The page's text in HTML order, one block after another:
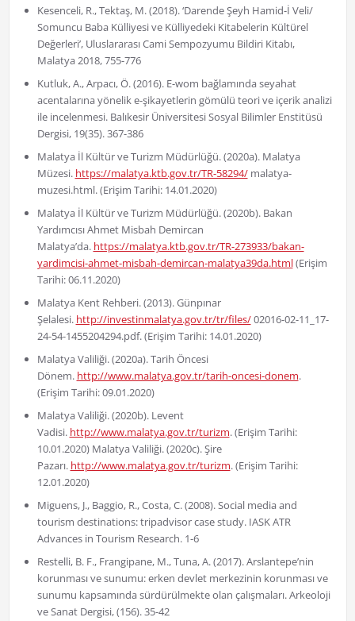
Kesenceli, R., Tektaş, M. (2018). ‘Darende Şeyh Hamid-İ Veli/
Somuncu Baba Külliyesi ve Külliyedeki Kitabelerin Kültürel
Değerleri’, Uluslararası Cami Sempozyumu Bildiri Kitabı,
Malatya 2018, 755-776
Kutluk, A., Arpacı, Ö. (2016). E-wom bağlamında seyahat
acentalarına yönelik e-şikayetlerin gömülü teori ve içerik analizi
ile incelenmesi. Balıkesir Üniversitesi Sosyal Bilimler Enstitüsü
Dergisi, 19(35). 367-386
Malatya İl Kültür ve Turizm Müdürlüğü. (2020a). Malatya
Müzesi. https://malatya.ktb.gov.tr/TR-58294/malatya-
muzesi.html. (Erişim Tarihi: 14.01.2020)
Malatya İl Kültür ve Turizm Müdürlüğü. (2020b). Bakan
Yardımcısı Ahmet Misbah Demircan
Malatya’da. https://malatya.ktb.gov.tr/TR-273933/bakan-
yardimcisi-ahmet-misbah-demircan-malatya39da.html(Erişim
Tarihi: 06.11.2020)
Malatya Kent Rehberi. (2013). Günpınar
Şelalesi. http://investinmalatya.gov.tr/tr/files/02016-02-11_17-
24-54-1455204294.pdf. (Erişim Tarihi: 14.01.2020)
Malatya Valiliği. (2020a). Tarih Öncesi
Dönem. http://www.malatya.gov.tr/tarih-oncesi-donem.
(Erişim Tarihi: 09.01.2020)
Malatya Valiliği. (2020b). Levent
Vadisi. http://www.malatya.gov.tr/turizm. (Erişim Tarihi:
10.01.2020) Malatya Valiliği. (2020c). Şire
Pazarı. http://www.malatya.gov.tr/turizm. (Erişim Tarihi:
12.01.2020)
Miguens, J., Baggio, R., Costa, C. (2008). Social media and
tourism destinations: tripadvisor case study. IASK ATR
Advances in Tourism Research. 1-6
Restelli, B. F., Frangipane, M., Tuna, A. (2017). Arslantepe’nin
korunması ve sunumu: erken devlet merkezinin korunması ve
sunumu kapsamında sürdürülmekte olan çalışmaları. Arkeoloji
ve Sanat Dergisi, (156). 35-42